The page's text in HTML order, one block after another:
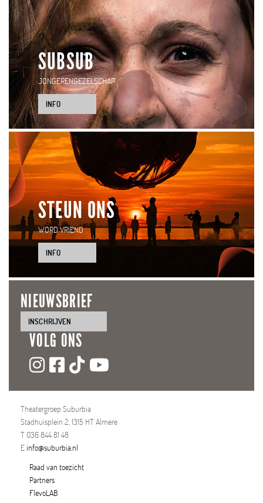
SUBSUB
JONGERENGEZELSCHAP
INFO
STEUN ONS
WORD VRIEND
INFO
NIEUWSBRIEF
INSCHRIJVEN
VOLG ONS
Theatergroep Suburbia
Stadhuisplein 2, 1315 HT Almere
T 036 844 81 48
Einfo@suburbia.nl
Raad van toezicht
Partners
FlevoLAB